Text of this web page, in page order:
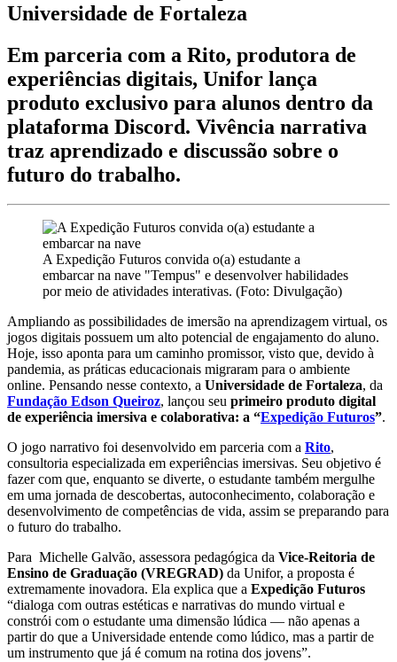
Universidade de Fortaleza
Em parceria com a Rito, produtora de
experiências digitais, Unifor lança
produto exclusivo para alunos dentro da
plataforma Discord. Vivência narrativa
traz aprendizado e discussão sobre o
futuro do trabalho.
A Expedição Futuros convida o(a) estudante a
embarcar na nave "Tempus" e desenvolver habilidades
por meio de atividades interativas. (Foto: Divulgação)
Ampliando as possibilidades de imersão na aprendizagem virtual, os
jogos digitais possuem um alto potencial de engajamento do aluno.
Hoje, isso aponta para um caminho promissor, visto que, devido à
pandemia, as práticas educacionais migraram para o ambiente
online. Pensando nesse contexto, a Universidade de Fortaleza, da
Fundação Edson Queiroz, lançou seu primeiro produto digital
de experiência imersiva e colaborativa: a “Expedição Futuros”.
O jogo narrativo foi desenvolvido em parceria com a Rito,
consultoria especializada em experiências imersivas. Seu objetivo é
fazer com que, enquanto se diverte, o estudante também mergulhe
em uma jornada de descobertas, autoconhecimento, colaboração e
desenvolvimento de competências de vida, assim se preparando para
o futuro do trabalho.
Para Michelle Galvão, assessora pedagógica da Vice-Reitoria de
Ensino de Graduação (VREGRAD) da Unifor, a proposta é
extremamente inovadora. Ela explica que a Expedição Futuros
“dialoga com outras estéticas e narrativas do mundo virtual e
constrói com o estudante uma dimensão lúdica ― não apenas a
partir do que a Universidade entende como lúdico, mas a partir de
um instrumento que já é comum na rotina dos jovens”.